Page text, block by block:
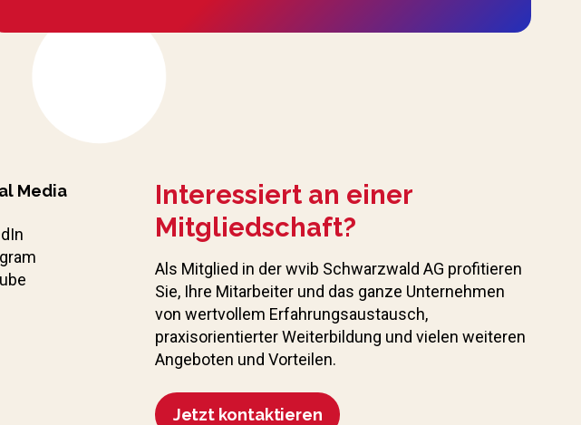
Media
Interessiert an einer
Mitgliedschaft?
Als Mitglied in der wvib Schwarzwald AG profitieren
Sie, Ihre Mitarbeiter und das ganze Unternehmen
von wertvollem Erfahrungs­austausch,
praxisorientierter Weiterbildung und vielen weiteren
Angeboten und Vorteilen.
Jetzt kontaktieren